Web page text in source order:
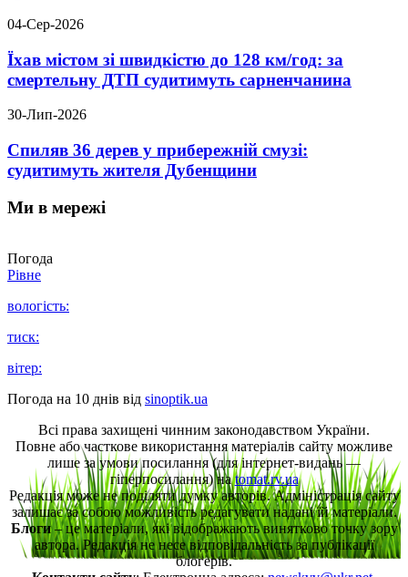
04-Сер-2026
Їхав містом зі швидкістю до 128 км/год: за
смертельну ДТП судитимуть сарненчанина
30-Лип-2026
Спиляв 36 дерев у прибережній смузі:
судитимуть жителя Дубенщини
Ми в мережі
Погода
Рівне
вологість:
тиск:
вітер:
Погода на 10 днів від sinoptik.ua
Всі права захищені чинним законодавством України.
Повне або часткове використання матеріалів сайту можливе
лише за умови посилання (для інтернет-видань —
гіперпосилання) наtomat.rv.ua
Редакція може не поділяти думку авторів. Адміністрація сайту
залишає за собою можливість редагувати надані їй матеріали.
Блоги– це матеріали, які відображають винятково точку зору
автора. Редакція не несе відповідальність за публікації
блогерів.